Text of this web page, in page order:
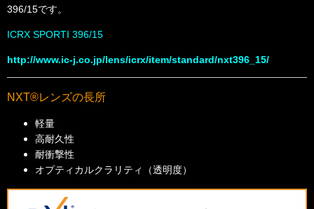
396/15です。
ICRX SPORTI 396/15
http://www.ic-j.co.jp/lens/icrx/item/standard/nxt396_15/
NXT®レンズの長所
軽量
高耐久性
耐衝撃性
オプティカルクラリティ（透明度）